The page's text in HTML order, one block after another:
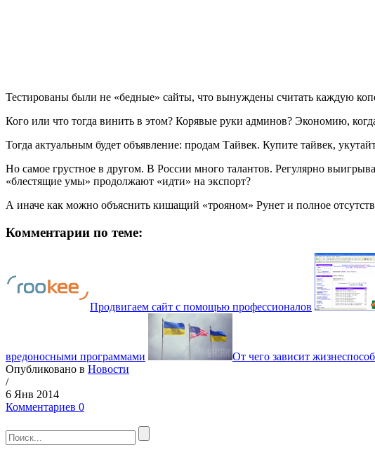
Тестированы были не «бедные» сайты, что вынуждены считать каждую
Кого или что тогда винить в этом? Корявые руки админов? Экономию,
Тогда актуальным будет объявление: продам Тайвек. Купите тайвек,
Но самое грустное в другом. В России много талантов. Регулярно
«блестящие умы» продолжают «идти» на экспорт?
А иначе как можно объяснить кишащий «трояном» Рунет и полное
Комментарии по теме:
Продвигаем сайт с помощью профессионалов
вредоносными программами
От чего зависит
Опубликовано в Новости
/
6 Янв 2014
Комментариев 0